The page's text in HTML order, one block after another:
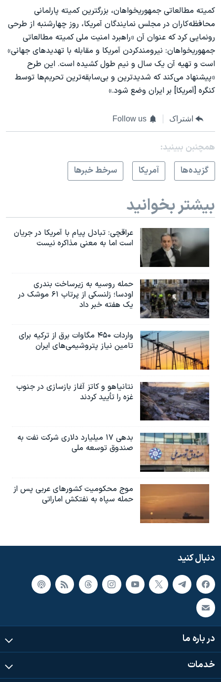
کمیته مطالعاتی جمهوریخواهان، بزرگترین کمیته پارلمانی
محافظه‌کاران در مجلس نمایندگان آمریکا، روز چهارشنبه از طرحی
رونمایی کرد که عنوان آن «راهبرد امنیت ملی کمیته مطالعاتی
جمهوریخواهان: نیرومندکردن آمریکا و مقابله با تهدیدهای جهانی»
است و تهیه آن یک سال و نیم طول کشیده است. این طرح
«پیشنهاد می‌کند که شدید‌ترین و بی‌سابقه‌ترین تحریم‌ها توسط
کنگره [آمریکا] بر ایران وضع شود.»
اشتراک Follow us
همچنبن ببینید:
گزيده‌ها
آمريکا سرخط خبرها
بیشتر بخوانید
عراقچی: تبادل پیام با آمریکا در جریان
است اما به معنی مذاکره نیست
حمله روسیه به زیرساخت بندری
اودسا؛ زلنسکی از پرتاب ۶۱ موشک در
یک هفته خبر داد
واردات ۴۵۰ مگاوات برق از ترکیه برای
تامین نیاز پتروشیمی‌های ایران
نتانیاهو و کاتز آغاز بازسازی در جنوب
غزه را تأیید کردند
بدهی ۱۷ میلیارد دلاری شرکت نفت به
صندوق توسعه ملی
موج محکومیت کشورهای عربی پس از
حمله سپاه به نفتکش اماراتی
دنبال کنید
در باره ما
خدمات